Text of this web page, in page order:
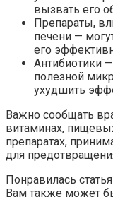
вызвать его
Препараты,
печени —
его
Антибиотики
полезной
ухудшить
Важно сообщать
витаминах,
препаратах,
для
Понравилась
Вам также может